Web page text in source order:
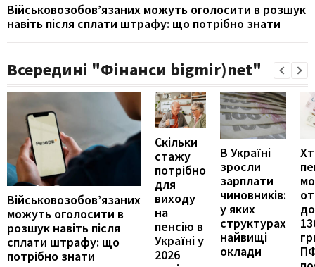
Військовозобов’язаних можуть оголосити в розшук
навіть після сплати штрафу: що потрібно знати
Всередині "Фінанси bigmir)net"
Військовозобов’язаних
можуть оголосити в
розшук навіть після
сплати штрафу: що
потрібно знати
Скільки
стажу
потрібно
для
виходу
на
пенсію в
Україні у
2026
В Україні
зросли
зарплати
чиновників:
у яких
структурах
найвищі
оклади